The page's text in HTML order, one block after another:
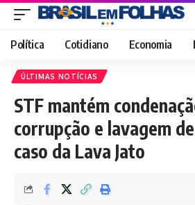
Política Cotidiano Economia
ÚLTIMAS NOTÍCIAS
STF mantém
corrupção e lavagem
caso da Lava Jato